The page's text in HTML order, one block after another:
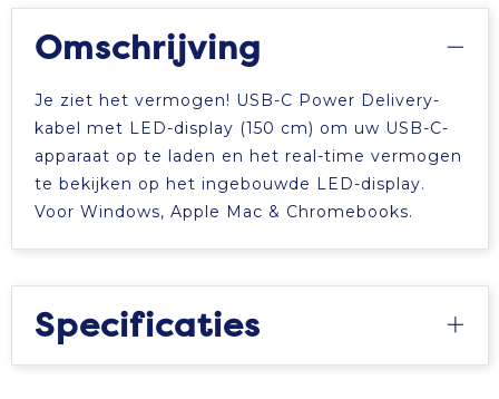
Rugzakken
Schoenentassen
Schoudertassen
Sporttassen
Strandtassen
Tablettassen
Omschrijving
Je ziet het vermogen! USB-C Power Delivery-
kabel met LED-display (150 cm) om uw USB-C-
apparaat op te laden en het real-time vermogen
te bekijken op het ingebouwde LED-display.
Voor Windows, Apple Mac & Chromebooks.
Specificaties